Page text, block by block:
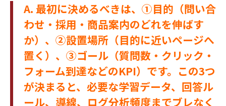
A. 最初に決めるべきは、①目的（問い合
わせ・採用・商品案内のどれを伸ばす
か）、②設置場所（目的に近いページへ
置く）、③ゴール（質問数・クリック・
フォーム到達などのKPI）です。この3つ
が決まると、必要な学習データ、回答ル
ール、導線、ログ分析頻度までブレなく